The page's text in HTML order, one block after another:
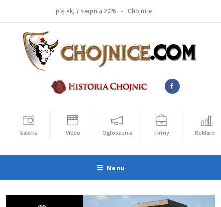
piątek, 7 sierpnia 2026 • Chojnice
Galeria Video Ogłoszenia Firmy Reklama
Menu